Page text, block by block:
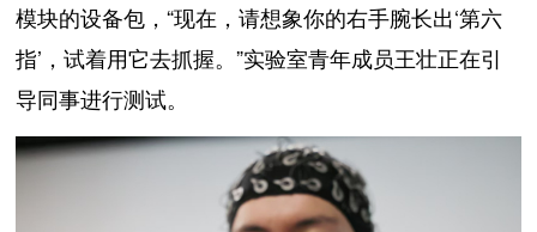
模块的设备包，“现在，请想象你的右手腕长出‘第六
指’，试着用它去抓握。”实验室青年成员王壮正在引
导同事进行测试。